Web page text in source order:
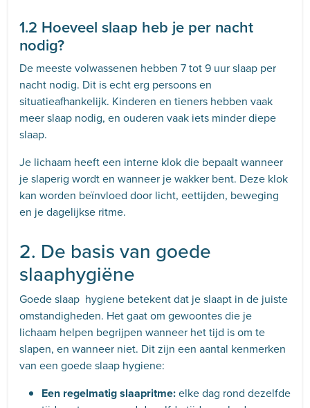
1.2 Hoeveel slaap heb je per nacht
nodig?
De meeste volwassenen hebben 7 tot 9 uur slaap per
nacht nodig. Dit is echt erg persoons en
situatieafhankelijk. Kinderen en tieners hebben vaak
meer slaap nodig, en ouderen vaak iets minder diepe
slaap.
Je lichaam heeft een interne klok die bepaalt wanneer
je slaperig wordt en wanneer je wakker bent. Deze klok
kan worden beïnvloed door licht, eettijden, beweging
en je dagelijkse ritme.
2. De basis van goede
slaaphygiëne
Goede slaap hygiene betekent dat je slaapt in de juiste
omstandigheden. Het gaat om gewoontes die je
lichaam helpen begrijpen wanneer het tijd is om te
slapen, en wanneer niet. Dit zijn een aantal kenmerken
van een goede slaap hygiene:
Een regelmatig slaapritme:elke dag rond dezelfde